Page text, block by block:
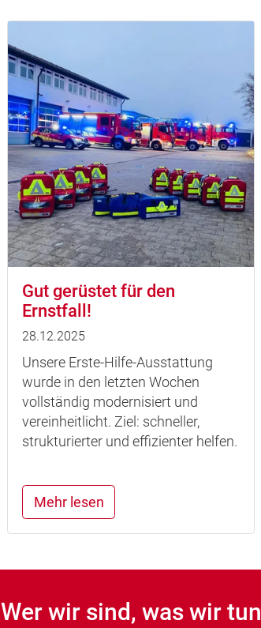
Gut gerüstet für den
Ernstfall!
28.12.2025
Unsere Erste-Hilfe-Ausstattung
wurde in den letzten Wochen
vollständig modernisiert und
vereinheitlicht. Ziel: schneller,
strukturierter und effizienter helfen.
Mehr lesen
Wer wir sind, was wir tun